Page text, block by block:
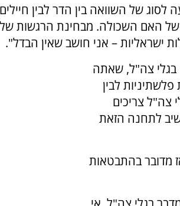
של השוואה בין הדר לבין
האם השכולה. מבחינת הרגשות של
ישראליות – אני חושב שאין הבדל".
בגלי צה"ל, שאתה
לבין
צה"ל צריכים
לתחנה הזאת
מדובר בהתבטאות